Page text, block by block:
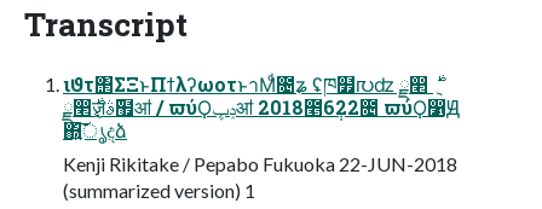
Transcript
ιϑτ΢ΣΞͱΠϯλʔωοτͱาΜͩ೔ʑ ʢཁ໿൛ʣ ྗ෢ ݈࣍
ྗ෢݈ٕ࣍ज़࢜ࣄ຿ॴ / ϖύϘݚڀॴ 2018೥6݄22೔ ϖύϘ෱Ԭ
΍͍͞͠ൃදձ
Kenji Rikitake / Pepabo Fukuoka 22-JUN-2018
(summarized version) 1